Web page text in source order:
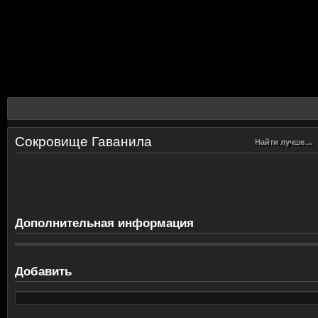
Найти лучше…
Найти лучше…
Сокровище Гаванила
Дополнительная информация
Добавить